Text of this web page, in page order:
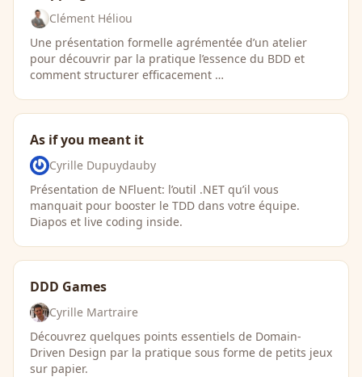
Clément Héliou
Une présentation formelle agrémentée d’un atelier
pour découvrir par la pratique l’essence du BDD et
comment structurer efficacement …
As if you meant it
Cyrille Dupuydauby
Présentation de NFluent: l’outil .NET qu’il vous
manquait pour booster le TDD dans votre équipe.
Diapos et live coding inside.
DDD Games
Cyrille Martraire
Découvrez quelques points essentiels de Domain-
Driven Design par la pratique sous forme de petits jeux
sur papier.